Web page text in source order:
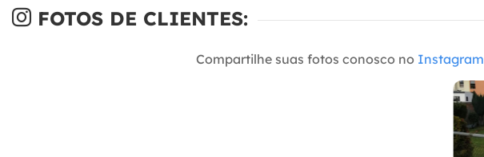
FOTOS DE CLIENTES:
Compartilhe suas fotos conosco no Instagram